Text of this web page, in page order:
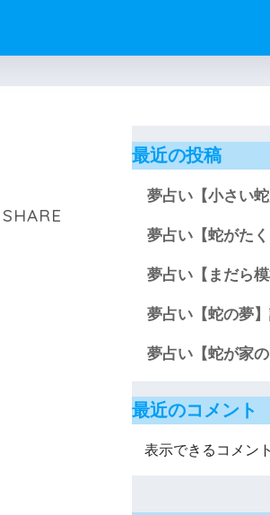
最近の投稿
夢占い【小さい
夢占い【蛇がた
夢占い【まだら
夢占い【蛇の夢
夢占い【蛇が家
最近のコメント
表示できるコメン